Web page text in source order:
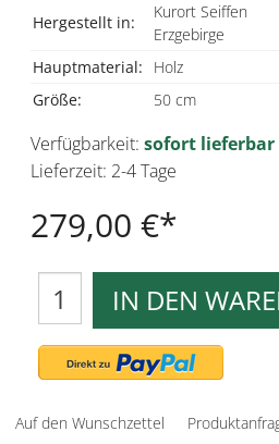
Hergestellt in:
Kurort Seiffen
Erzgebirge
Hauptmaterial:
Holz
Größe:
50 cm
Verfügbarkeit: sofort lieferbar
Lieferzeit: 2-4 Tage
279,00 €
IN DEN
Auf den Wunschzettel